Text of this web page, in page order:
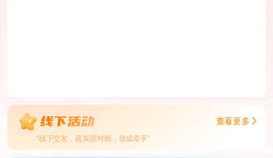
查看更多
“线下交友，真实面对面，促成牵手”